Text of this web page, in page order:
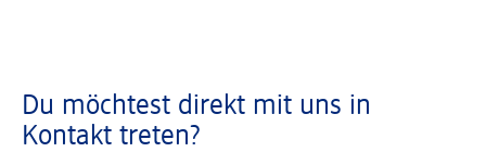
Du möchtest direkt mit uns in
Kontakt treten?